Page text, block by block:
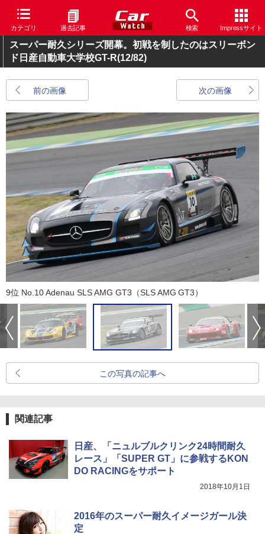
カテゴリ 過去記事 検索 Impressサイト
スーパー耐久シリーズ開幕。初戦を制したのはスリーボン
ド日産自動車大学校GT-R(12/82)
前の画像 次の画像
9位 No.10 Adenau SLS AMG GT3（SLS AMG GT3）
この写真の記事へ
関連記事
日産、「ニュルブルクリンク24時間耐久
レース」「SUPER GT」に参戦するKON
DO RACINGをサポート
2018年10月1日
2016年のスーパー耐久イメージガール決
定